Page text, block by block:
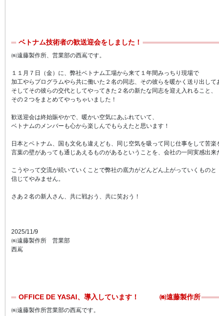
ベトナム技術者の歓送迎会をしました！
㈱遠藤製作所、営業部の西嶌です。
１１月７日（金）に、弊社ベトナム工場から来て１年間みっちり現場で
加工やらプログラムやら共に働いた２名の同志、その彼らを暖かく送り出して
そしてその彼らの交代としてやってきた２名の新たな同志を迎え入れること、
その２つをまとめてやっちゃいました！
歓送迎会は終始賑やかで、暖かい空気にあふれていて、
ベトナムのメンバーも心から楽しんでもらえたと思います！
日本とベトナム、国も文化も違えども、同じ空気を吸って同じ仕事をして苦
言葉の壁があっても通じあえるものがあるということを、会社の一同実感出来
こうやって交流が続いていくことで弊社の底力がどんどん上がっていくものと
信じてやみません。
さあ２名の新人さん、共に戦おう、共に笑おう！
2025/11/9
㈱遠藤製作所 営業部
西嶌
OFFICE DE YASAI、導入しています！ ㈱遠藤製作所
㈱遠藤製作所営業部の西嶌です。